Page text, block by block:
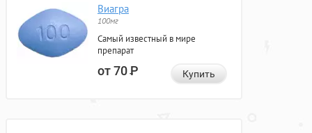
Виагра
100мг
Самый известный в мире
препарат
от 70Р Купить